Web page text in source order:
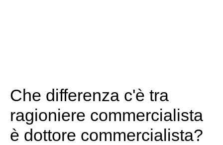
Che differenza c'è tra
ragioniere commercialista
è dottore commercialista?